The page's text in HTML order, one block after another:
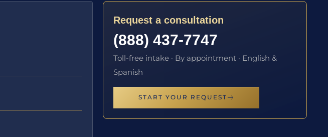
Request a consultation
(888) 437-7747
Toll-free intake · By appointment · English &
Spanish
START YOUR REQUEST